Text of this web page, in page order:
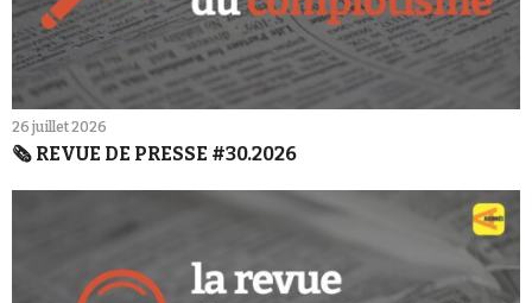
26 juillet 2026
🗞️ REVUE DE PRESSE #30.2026